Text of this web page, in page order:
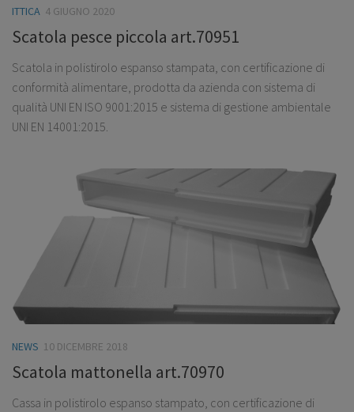
ITTICA 4 GIUGNO 2020
Scatola pesce piccola art.70951
Scatola in polistirolo espanso stampata, con certificazione di
conformità alimentare, prodotta da azienda con sistema di
qualità UNI EN ISO 9001:2015 e sistema di gestione ambientale
UNI EN 14001:2015.
NEWS 10 DICEMBRE 2018
Scatola mattonella art.70970
Cassa in polistirolo espanso stampato, con certificazione di